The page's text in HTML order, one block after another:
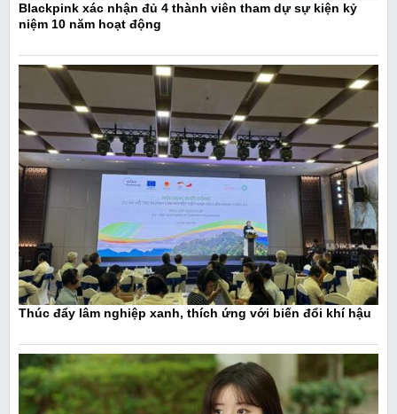
Blackpink xác nhận đủ 4 thành viên tham dự sự kiện kỷ
niệm 10 năm hoạt động
Thúc đẩy lâm nghiệp xanh, thích ứng với biến đổi khí hậu